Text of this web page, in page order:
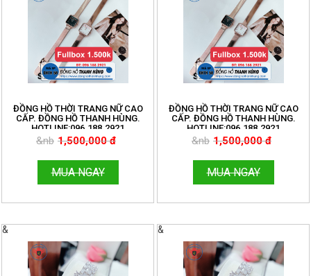
ĐỒNG HỒ THỜI TRANG NỮ CAO
CẤP. ĐỒNG HỒ THANH HÙNG.
HOTLINE:096.188.2921
&nb 1,500,000 đ
MUA NGAY
ĐỒNG HỒ THỜI TRANG NỮ CAO
CẤP. ĐỒNG HỒ THANH HÙNG.
HOTLINE:096.188.2921
&nb 1,500,000 đ
MUA NGAY
& &